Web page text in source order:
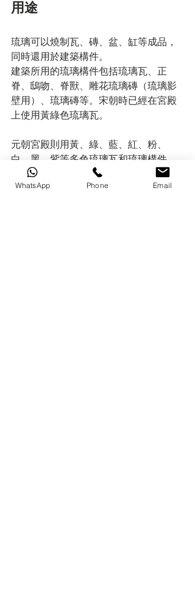
用途
琉璃可以燒制瓦、 磚、 盆、 缸等成品，
同時還用於建築構件。
建築所用的琉璃構件包括琉璃瓦、 正
脊、 鴟吻、 脊獸、雕花琉璃磚（琉璃影
壁用）、琉璃磚等。 宋朝時已經在宮殿
上使用黃綠色琉璃瓦。
元朝宮殿則用黃、綠、藍、紅、粉、
白、黑、紫等多色琉璃瓦和琉璃構件。
清兩代宮殿、 陵寢和皇家寺廟多用黃
色琉璃，
建築雜用藍、綠、黑等色
WhatsApp Phone Email